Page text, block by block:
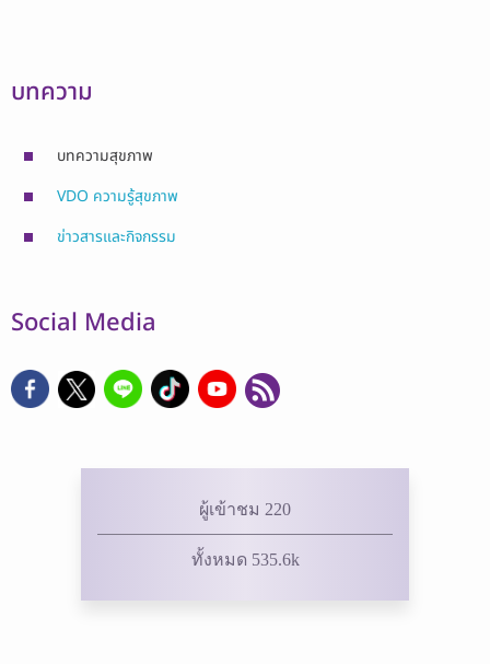
บทความ
บทความสุขภาพ
VDO ความรู้สุขภาพ
ข่าวสารและกิจกรรม
Social Media
ผู้เข้าชม 220
ทั้งหมด 535.6k